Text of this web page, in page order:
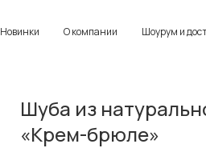
Новинки О компании Шоурум и
Шуба из
«Крем-брюле»